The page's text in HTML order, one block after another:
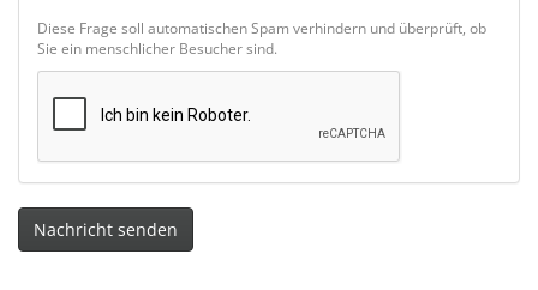
Diese Frage soll automatischen Spam verhindern und überprüft, ob
Sie ein menschlicher Besucher sind.
Nachricht senden